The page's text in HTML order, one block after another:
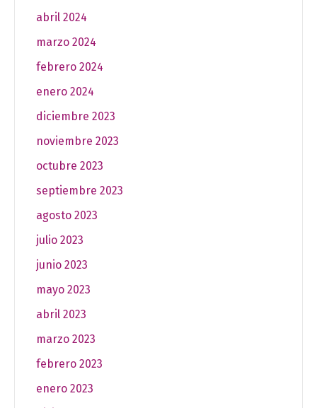
abril 2024
marzo 2024
febrero 2024
enero 2024
diciembre 2023
noviembre 2023
octubre 2023
septiembre 2023
agosto 2023
julio 2023
junio 2023
mayo 2023
abril 2023
marzo 2023
febrero 2023
enero 2023